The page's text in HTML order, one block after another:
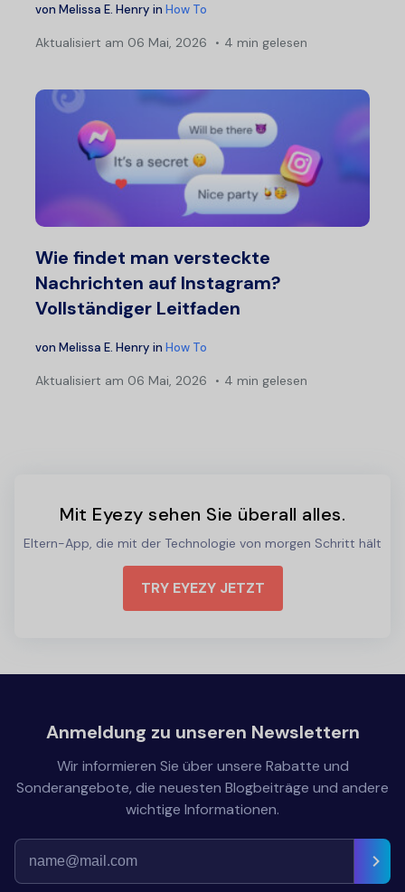
von Melissa E. Henry in How To
Aktualisiert am 06 Mai, 2026 4 min gelesen
Wie findet man versteckte
Nachrichten auf Instagram?
Vollständiger Leitfaden
von Melissa E. Henry in How To
Aktualisiert am 06 Mai, 2026 4 min gelesen
Mit Eyezy sehen Sie überall alles.
Eltern-App, die mit der Technologie von morgen Schritt hält
TRY EYEZY JETZT
Anmeldung zu unseren Newslettern
Wir informieren Sie über unsere Rabatte und
Sonderangebote, die neuesten Blogbeiträge und andere
wichtige Informationen.